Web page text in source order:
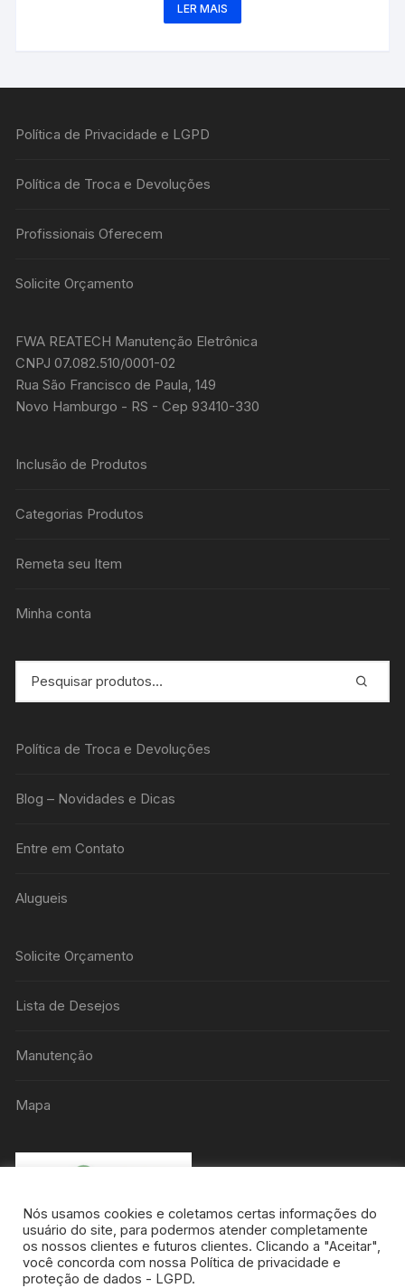
LER MAIS
Política de Privacidade e LGPD
Política de Troca e Devoluções
Profissionais Oferecem
Solicite Orçamento
FWA REATECH Manutenção Eletrônica
CNPJ 07.082.510/0001-02
Rua São Francisco de Paula, 149
Novo Hamburgo - RS - Cep 93410-330
Inclusão de Produtos
Categorias Produtos
Remeta seu Item
Minha conta
Política de Troca e Devoluções
Blog – Novidades e Dicas
Entre em Contato
Alugueis
Solicite Orçamento
Lista de Desejos
Manutenção
Mapa
Nós usamos cookies e coletamos certas informações do
usuário do site, para podermos atender completamente
os nossos clientes e futuros clientes. Clicando a "Aceitar",
você concorda com nossa Política de privacidade e
proteção de dados - LGPD.